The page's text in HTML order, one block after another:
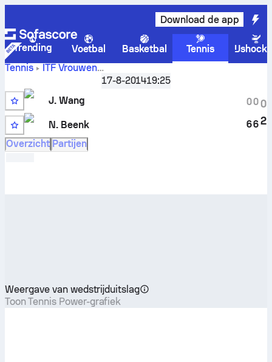
Download de app
Trending Voetbal Basketbal Tennis
Tennis
ITF Vrouwen
Winnipeg, Singles Qualifying W-C25-CAN-02A
Wangvs
17-8-201419:25
J. Wang
N. Beenk
0
6
0
6
0
2
Overzicht Partijen
Weergave van wedstrijduitslag
Toon Tennis Power-grafiek